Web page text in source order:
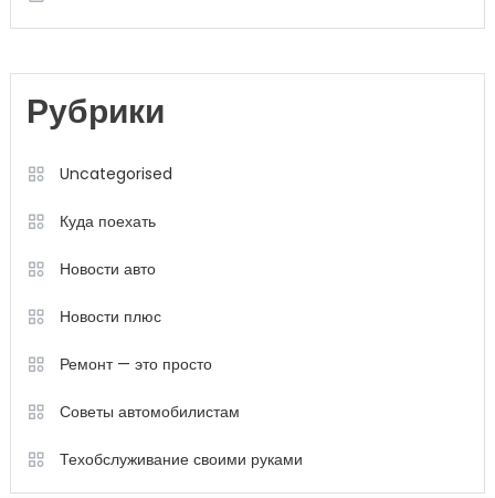
Рубрики
Uncategorised
Куда поехать
Новости авто
Новости плюс
Ремонт — это просто
Советы автомобилистам
Техобслуживание своими руками